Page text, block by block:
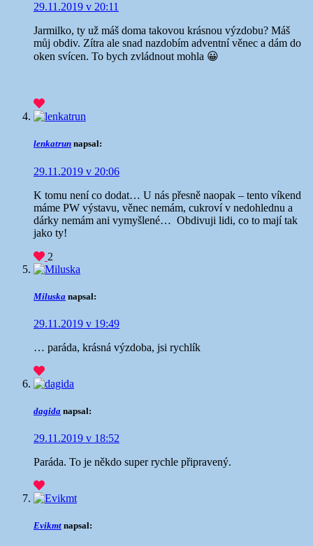
29.11.2019 v 20:11
Jarmilko, ty už máš doma takovou krásnou výzdobu? Máš
můj obdiv. Zítra ale snad nazdobím adventní věnec a dám do
oken svícen. To bych zvládnout mohla 😀
lenkatrun napsal:
29.11.2019 v 20:06
K tomu není co dodat… U nás přesně naopak – tento víkend
máme PW výstavu, věnec nemám, cukroví v nedohlednu a
dárky nemám ani vymyšlené… Obdivuji lidi, co to mají tak
jako ty!
2
Miluska napsal:
29.11.2019 v 19:49
… paráda, krásná výzdoba, jsi rychlík
dagida napsal:
29.11.2019 v 18:52
Paráda. To je někdo super rychle připravený.
Evikmt napsal: